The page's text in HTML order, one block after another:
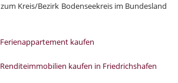
Kreis/Bezirk Bodenseekreis im Bundesland
kaufen
kaufen in Friedrichshafen